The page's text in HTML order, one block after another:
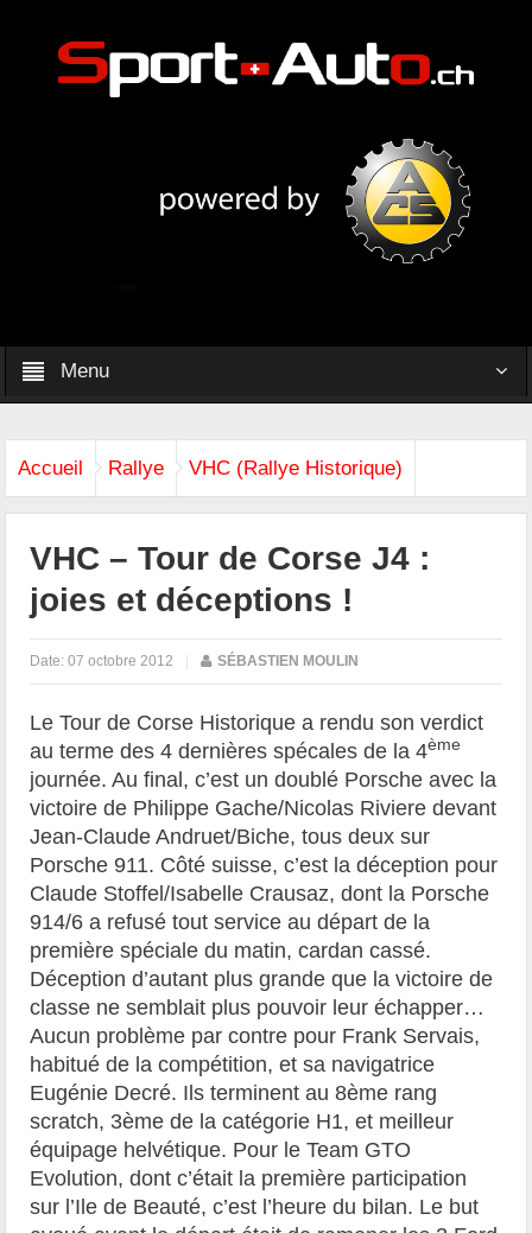
Menu
Accueil Rallye VHC (Rallye Historique)
VHC – Tour de Corse J4 :
joies et déceptions !
Date:07 octobre 2012 | SÉBASTIEN MOULIN
Le Tour de Corse Historique a rendu son verdict
au terme des 4 dernières spécales de la 4ème
journée. Au final, c’est un doublé Porsche avec la
victoire de Philippe Gache/Nicolas Riviere devant
Jean-Claude Andruet/Biche, tous deux sur
Porsche 911. Côté suisse, c’est la déception pour
Claude Stoffel/Isabelle Crausaz, dont la Porsche
914/6 a refusé tout service au départ de la
première spéciale du matin, cardan cassé.
Déception d’autant plus grande que la victoire de
classe ne semblait plus pouvoir leur échapper…
Aucun problème par contre pour Frank Servais,
habitué de la compétition, et sa navigatrice
Eugénie Decré. Ils terminent au 8ème rang
scratch, 3ème de la catégorie H1, et meilleur
équipage helvétique. Pour le Team GTO
Evolution, dont c’était la première participation
sur l’Ile de Beauté, c’est l’heure du bilan. Le but